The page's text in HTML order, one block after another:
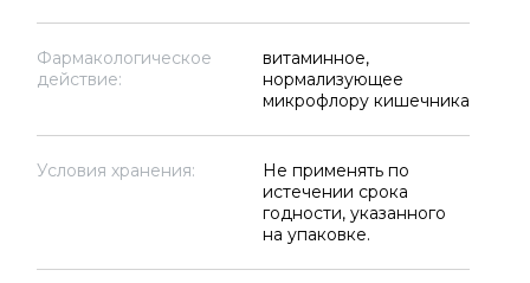
Фармакологическое
действие:
витаминное,
нормализующее
микрофлору кишечника
Условия хранения:
Не применять по
истечении срока
годности, указанного
на упаковке.